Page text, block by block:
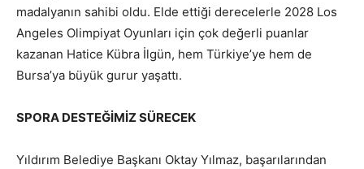
madalyanın sahibi oldu. Elde ettiği derecelerle 2028 Los
Angeles Olimpiyat Oyunları için çok değerli puanlar
kazanan Hatice Kübra İlgün, hem Türkiye’ye hem de
Bursa’ya büyük gurur yaşattı.
SPORA DESTEĞİMİZ SÜRECEK
Yıldırım Belediye Başkanı Oktay Yılmaz, başarılarından